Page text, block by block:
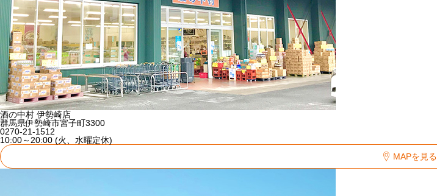
酒の中村 伊勢崎店
群馬県伊勢崎市宮子町3300
0270-21-1512
10:00～20:00 (火、水曜定休)
MAPを見る